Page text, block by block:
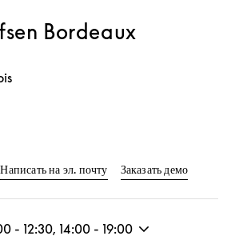
Bordeaux
Opens in New Tab
Написать на эл. почту Заказать демо
- 12:30, 14:00 - 19:00